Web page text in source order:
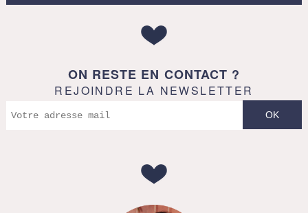
ON RESTE EN CONTACT ?
REJOINDRE LA NEWSLETTER